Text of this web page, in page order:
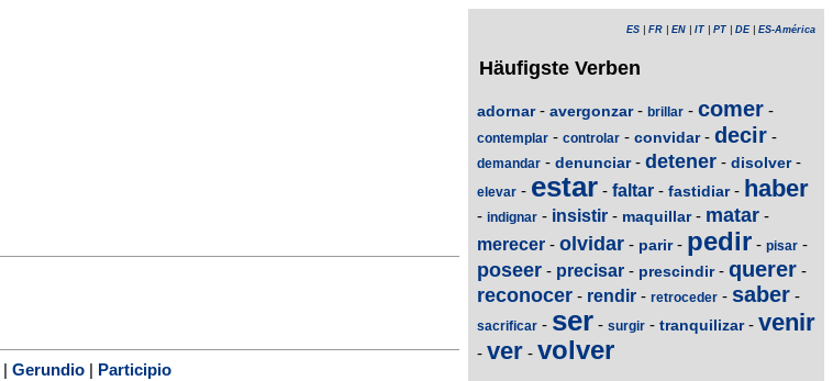
Gerundio
Participio
ES FR EN IT PT DE| ES-América
Häufigste Verben
adornar- avergonzar- brillar - comer -
contemplar - controlar - convidar- decir -
demandar - denunciar- detener - disolver-
elevar - estar - faltar - fastidiar- haber
- indignar - insistir - maquillar- matar -
merecer - olvidar - parir- pedir - pisar -
poseer - precisar - prescindir- querer -
reconocer - rendir - retroceder - saber -
sacrificar - ser - surgir - tranquilizar- venir
- ver - volver